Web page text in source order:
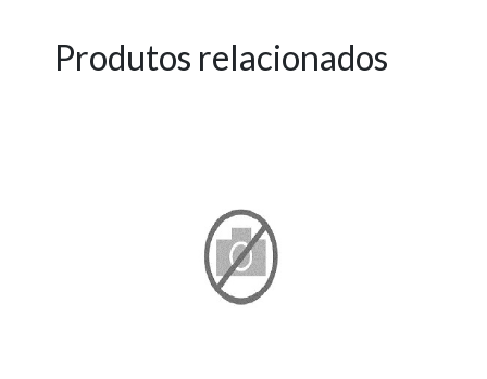
Produtos relacionados